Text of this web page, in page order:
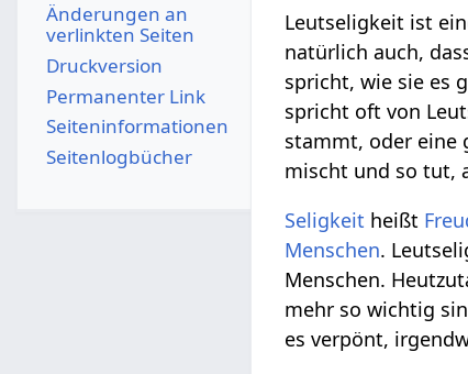
Leutseligkeit ist
natürlich auch,
spricht, wie sie es
spricht oft von
stammt, oder eine
mischt und so tut,
Seligkeit heißt
Menschen.
Menschen.
mehr so wichtig
es verpönt,
Änderungen an
verlinkten Seiten
Druckversion
Permanenter Link
Seiten­­informationen
Seitenlogbücher